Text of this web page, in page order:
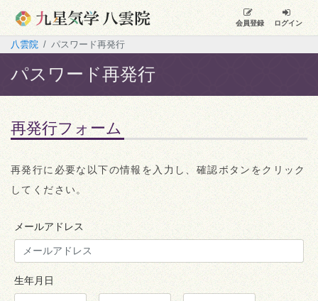
会員登録 ログイン
八雲院 パスワード再発行
パスワード再発行
再発行フォーム
再発行に必要な以下の情報を入力し、確認ボタンをクリック
してください。
メールアドレス
生年月日